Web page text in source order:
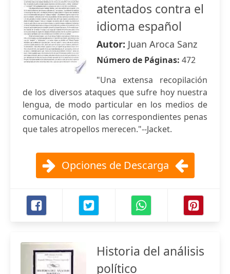
atentados contra el
idioma español
Autor: Juan Aroca Sanz
Número de Páginas: 472
"Una extensa recopilación
de los diversos ataques que sufre hoy nuestra
lengua, de modo particular en los medios de
comunicación, con las correspondientes penas
que tales atropellos merecen."--Jacket.
Opciones de Descarga
Historia del análisis
político